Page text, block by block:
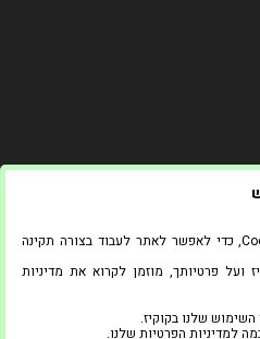
באתר זה אנו משתמשים בקבצי Cookies, כדי לאפשר לאתר לעבוד בצורה תקינה
ועל פרטיותך, מוזמן לקרוא את מדיניות
שלנו בקוקיז.
למדיניות הפרטיות שלנו.